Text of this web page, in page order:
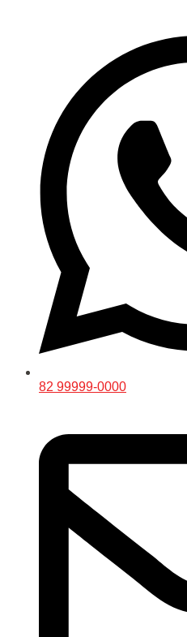
82 99999-0000